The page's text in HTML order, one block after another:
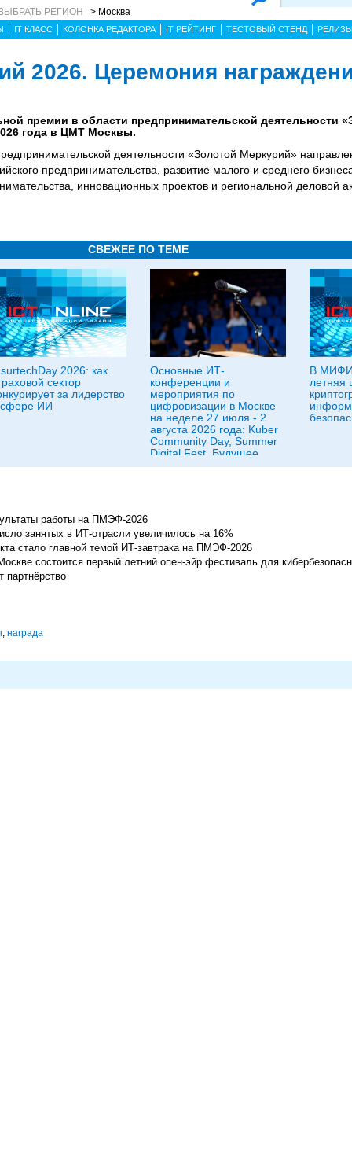
РЕГИОН > Москва
IT КЛАСС КОЛОНКА РЕДАКТОРА IT РЕЙТИНГ ТЕСТОВЫЙ СТЕНД
2026. Церемония
премии в области предпринимательской деятельности
года в ЦМТ Москвы.
деятельности «Золотой Меркурий»
предпринимательства, развитие малого и среднего
инновационных проектов и региональной деловой
СВЕЖЕЕ ПО ТЕМЕ
2026: как
сектор
за лидерство
ИИ
Основные ИТ-
конференции и
мероприятия по
цифровизации в Москве
на неделе 27 июля - 2
августа 2026 года: Kuber
Community Day, Summer
Digital Fest, Будущее
исследований в
В МИФИ
летняя
работы на ПМЭФ-2026
занятых в ИТ-отрасли увеличилось на 16%
стало главной темой ИТ-завтрака на ПМЭФ-2026
состоится первый летний опен-эйр фестиваль для
, награда